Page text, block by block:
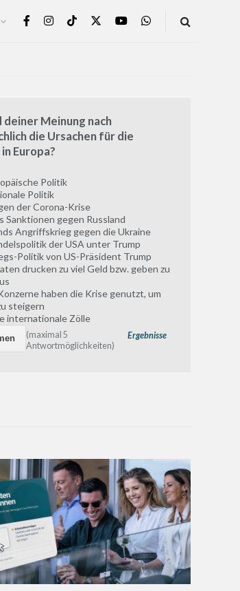
deiner Meinung nach
die Ursachen für die
Europa?
Politik
Politik
der Corona-Krise
Sanktionen gegen Russland
Angriffskrieg gegen die Ukraine
der USA unter Trump
Politik von US-Präsident Trump
drucken zu viel Geld bzw. geben zu
haben die Krise genutzt, um
steigern
internationale Zölle
Ergebnisse
(maximal 5
Antwortmöglichkeiten)